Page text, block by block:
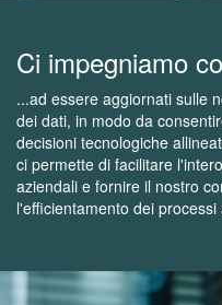
Ci impegniamo
...ad essere aggiornati sulle
dei dati, in modo da
decisioni tecnologiche
ci permette di facilitare
aziendali e fornire il nostro
l'efficientamento dei processi